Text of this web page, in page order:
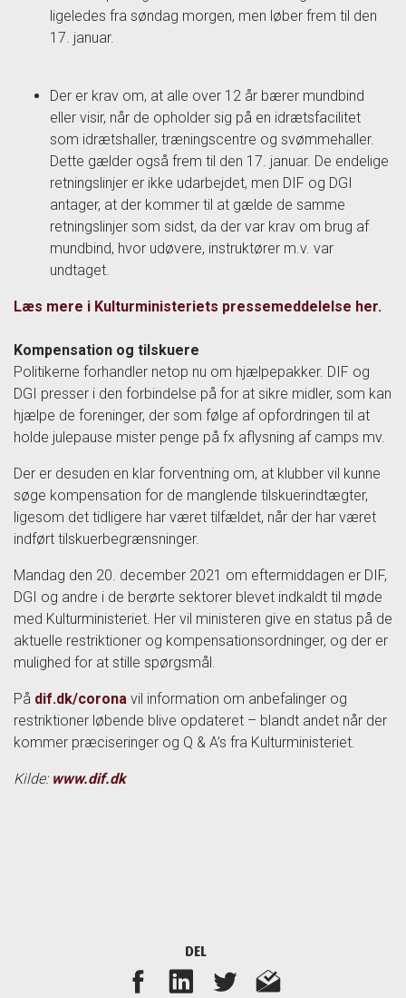
ligeledes fra søndag morgen, men løber frem til den
17. januar.
Der er krav om, at alle over 12 år bærer mundbind
eller visir, når de opholder sig på en idrætsfacilitet
som idrætshaller, træningscentre og svømmehaller.
Dette gælder også frem til den 17. januar. De endelige
retningslinjer er ikke udarbejdet, men DIF og DGI
antager, at der kommer til at gælde de samme
retningslinjer som sidst, da der var krav om brug af
mundbind, hvor udøvere, instruktører m.v. var
undtaget.
Læs mere i Kulturministeriets pressemeddelelse her.
Kompensation og tilskuere
Politikerne forhandler netop nu om hjælpepakker. DIF og
DGI presser i den forbindelse på for at sikre midler, som kan
hjælpe de foreninger, der som følge af opfordringen til at
holde julepause mister penge på fx aflysning af camps mv.
Der er desuden en klar forventning om, at klubber vil kunne
søge kompensation for de manglende tilskuerindtægter,
ligesom det tidligere har været tilfældet, når der har været
indført tilskuerbegrænsninger.
Mandag den 20. december 2021 om eftermiddagen er DIF,
DGI og andre i de berørte sektorer blevet indkaldt til møde
med Kulturministeriet. Her vil ministeren give en status på de
aktuelle restriktioner og kompensationsordninger, og der er
mulighed for at stille spørgsmål.
På dif.dk/corona vil information om anbefalinger og
restriktioner løbende blive opdateret – blandt andet når der
kommer præciseringer og Q & A’s fra Kulturministeriet.
Kilde: www.dif.dk
DEL